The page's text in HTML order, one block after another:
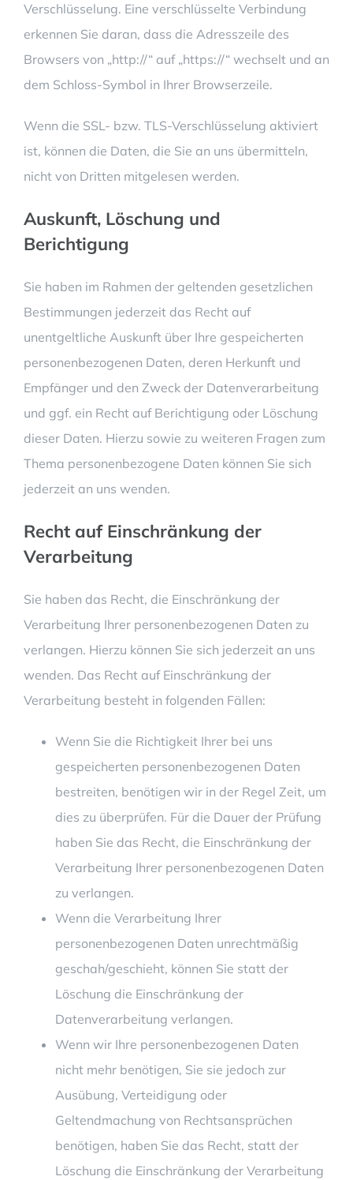
Verschlüsselung. Eine verschlüsselte Verbindung
erkennen Sie daran, dass die Adresszeile des
Browsers von „http://“ auf „https://“ wechselt und an
dem Schloss-Symbol in Ihrer Browserzeile.
Wenn die SSL- bzw. TLS-Verschlüsselung aktiviert
ist, können die Daten, die Sie an uns übermitteln,
nicht von Dritten mitgelesen werden.
Auskunft, Löschung und
Berichtigung
Sie haben im Rahmen der geltenden gesetzlichen
Bestimmungen jederzeit das Recht auf
unentgeltliche Auskunft über Ihre gespeicherten
personenbezogenen Daten, deren Herkunft und
Empfänger und den Zweck der Datenverarbeitung
und ggf. ein Recht auf Berichtigung oder Löschung
dieser Daten. Hierzu sowie zu weiteren Fragen zum
Thema personenbezogene Daten können Sie sich
jederzeit an uns wenden.
Recht auf Einschränkung der
Verarbeitung
Sie haben das Recht, die Einschränkung der
Verarbeitung Ihrer personenbezogenen Daten zu
verlangen. Hierzu können Sie sich jederzeit an uns
wenden. Das Recht auf Einschränkung der
Verarbeitung besteht in folgenden Fällen:
Wenn Sie die Richtigkeit Ihrer bei uns
gespeicherten personenbezogenen Daten
bestreiten, benötigen wir in der Regel Zeit, um
dies zu überprüfen. Für die Dauer der Prüfung
haben Sie das Recht, die Einschränkung der
Verarbeitung Ihrer personenbezogenen Daten
zu verlangen.
Wenn die Verarbeitung Ihrer
personenbezogenen Daten unrechtmäßig
geschah/geschieht, können Sie statt der
Löschung die Einschränkung der
Datenverarbeitung verlangen.
Wenn wir Ihre personenbezogenen Daten
nicht mehr benötigen, Sie sie jedoch zur
Ausübung, Verteidigung oder
Geltendmachung von Rechtsansprüchen
benötigen, haben Sie das Recht, statt der
Löschung die Einschränkung der Verarbeitung